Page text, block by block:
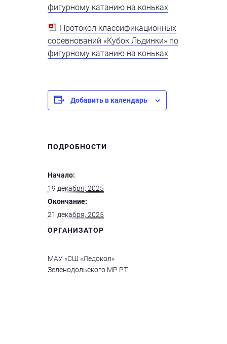
фигурному катанию на коньках
Протокол классификационных
соревнований «Кубок Льдинки» по
фигурному катанию на коньках
Добавить в календарь
ПОДРОБНОСТИ
Начало:
19 декабря, 2025
Окончание:
21 декабря, 2025
ОРГАНИЗАТОР
МАУ «СШ «Ледокол»
Зеленодольского МР РТ